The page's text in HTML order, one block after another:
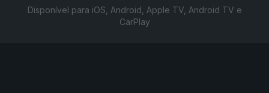
Disponível para iOS, Android, Apple TV, Android TV e
CarPlay